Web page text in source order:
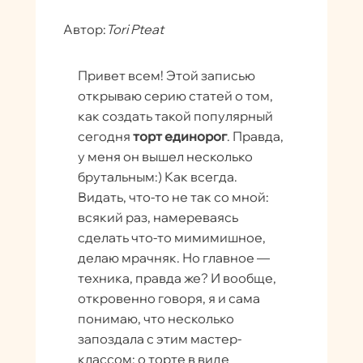
Автор: Tori Pteat
Привет всем! Этой записью
открываю серию статей о том,
как создать такой популярный
сегодня торт единорог. Правда,
у меня он вышел несколько
брутальным:) Как всегда.
Видать, что-то не так со мной:
всякий раз, намереваясь
сделать что-то мимимишное,
делаю мрачняк. Но главное —
техника, правда же? И вообще,
откровенно говоря, я и сама
понимаю, что несколько
запоздала с этим мастер-
классом: о торте в виде